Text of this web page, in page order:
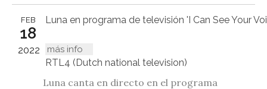
Luna en programa de televisión 'I Can See Your
más info
FEB
18
2022
RTL4 (Dutch national television)
Luna canta en directo en el programa